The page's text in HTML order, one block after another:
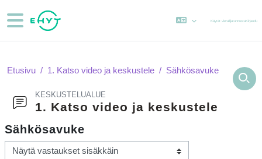
Sivupaneeli
Käytät vierailijatunnustaKirjaudu
Etusivu 1. Katso video ja keskustele Sähkösavuke
KESKUSTELUALUE
1. Katso video ja keskustele
Sähkösavuke
Näytön tila